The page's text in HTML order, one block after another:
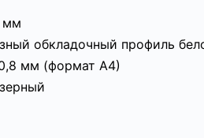
мм
обкладочный профиль
мм (формат А4)